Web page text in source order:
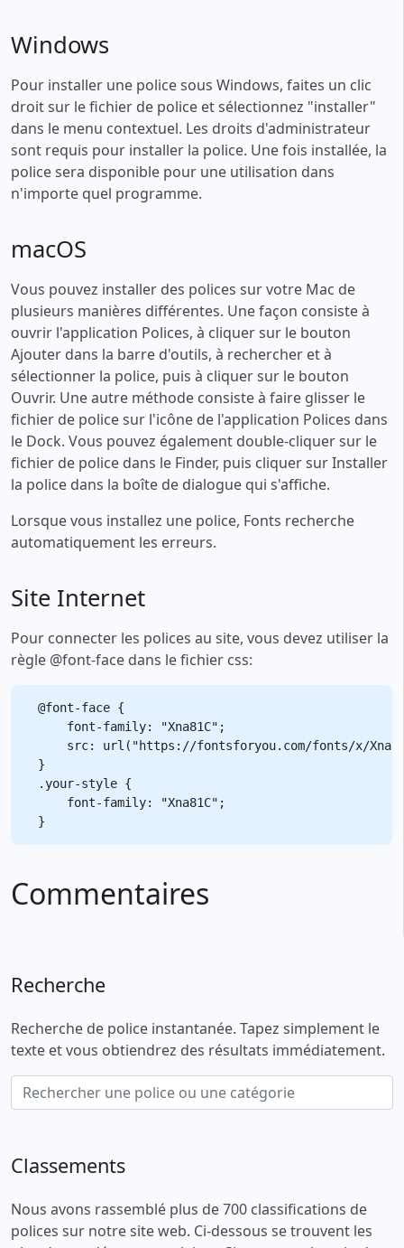
Windows
Pour installer une police sous Windows, faites un clic
droit sur le fichier de police et sélectionnez "installer"
dans le menu contextuel. Les droits d'administrateur
sont requis pour installer la police. Une fois installée, la
police sera disponible pour une utilisation dans
n'importe quel programme.
macOS
Vous pouvez installer des polices sur votre Mac de
plusieurs manières différentes. Une façon consiste à
ouvrir l'application Polices, à cliquer sur le bouton
Ajouter dans la barre d'outils, à rechercher et à
sélectionner la police, puis à cliquer sur le bouton
Ouvrir. Une autre méthode consiste à faire glisser le
fichier de police sur l'icône de l'application Polices dans
le Dock. Vous pouvez également double-cliquer sur le
fichier de police dans le Finder, puis cliquer sur Installer
la police dans la boîte de dialogue qui s'affiche.
Lorsque vous installez une police, Fonts recherche
automatiquement les erreurs.
Site Internet
Pour connecter les polices au site, vous devez utiliser la
règle @font-face dans le fichier css:
@font-face {
    font-family: "Xna81C";
src: url("https://fontsforyou.com/fonts/x/
}
.your-style {
    font-family: "Xna81C";
Commentaires
Recherche
Recherche de police instantanée. Tapez simplement le
texte et vous obtiendrez des résultats immédiatement.
Classements
Nous avons rassemblé plus de 700 classifications de
polices sur notre site web. Ci-dessous se trouvent les